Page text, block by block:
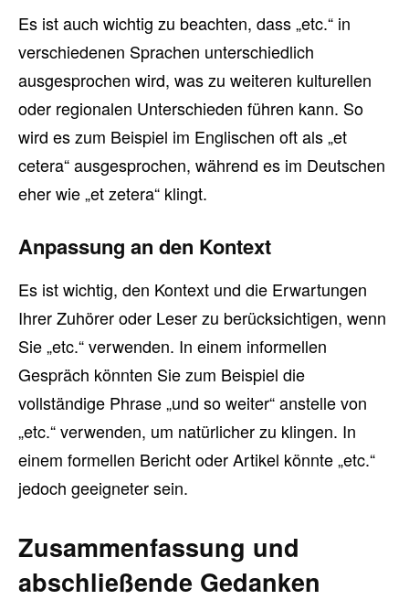
Es ist auch wichtig zu beachten, dass „etc.“ in
verschiedenen Sprachen unterschiedlich
ausgesprochen wird, was zu weiteren kulturellen
oder regionalen Unterschieden führen kann. So
wird es zum Beispiel im Englischen oft als „et
cetera“ ausgesprochen, während es im Deutschen
eher wie „et zetera“ klingt.
Anpassung an den Kontext
Es ist wichtig, den Kontext und die Erwartungen
Ihrer Zuhörer oder Leser zu berücksichtigen, wenn
Sie „etc.“ verwenden. In einem informellen
Gespräch könnten Sie zum Beispiel die
vollständige Phrase „und so weiter“ anstelle von
„etc.“ verwenden, um natürlicher zu klingen. In
einem formellen Bericht oder Artikel könnte „etc.“
jedoch geeigneter sein.
Zusammenfassung und
abschließende Gedanken